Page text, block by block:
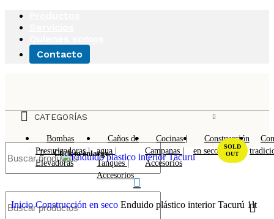
Contacto
Favoritos
CATEGORÍAS
Bombas
Presurizadoras |
Elevadoras
Caños de
agua |
Tanques |
Accesorios
Cocinas |
Campanas |
Accesorios
Construcción
en seco
SOLD
OUT
Click to enlarge
InicioConstrucción en seco Enduido plástico interior Tacurú 1lt